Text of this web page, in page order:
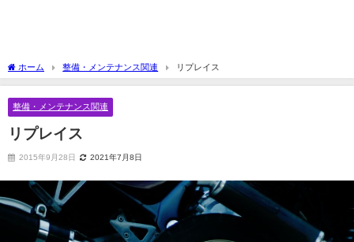
ホーム 整備・メンテナンス関連 リプレイス
整備・メンテナンス関連
リプレイス
2015年9月28日 2021年7月8日